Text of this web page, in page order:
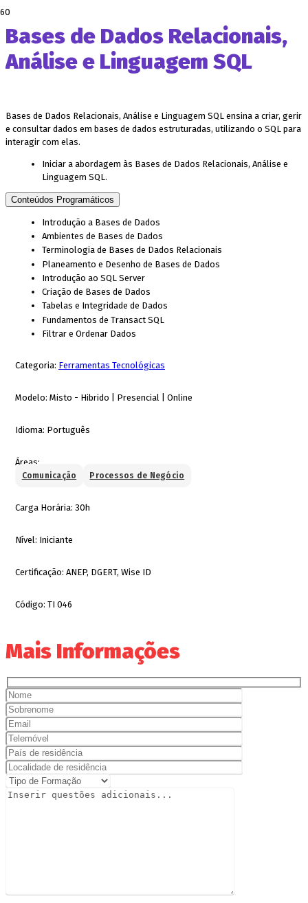
Bases de Dados Relacionais,
Análise e Linguagem SQL
Bases de Dados Relacionais, Análise e Linguagem SQL ensina a criar, gerir
e consultar dados em bases de dados estruturadas, utilizando o SQL para
interagir com elas.
Iniciar a abordagem às Bases de Dados Relacionais, Análise e
Linguagem SQL.
Conteúdos Programáticos
Introdução a Bases de Dados
Ambientes de Bases de Dados
Terminologia de Bases de Dados Relacionais
Planeamento e Desenho de Bases de Dados
Introdução ao SQL Server
Criação de Bases de Dados
Tabelas e Integridade de Dados
Fundamentos de Transact SQL
Filtrar e Ordenar Dados
Categoria: Ferramentas Tecnológicas
Modelo: Misto - Hibrido | Presencial | Online
Idioma: Português
Áreas:
Comunicação Processos de Negócio
Carga Horária: 30h
Nível: Iniciante
Certificação: ANEP, DGERT, Wise ID
Código: TI 046
Mais Informações